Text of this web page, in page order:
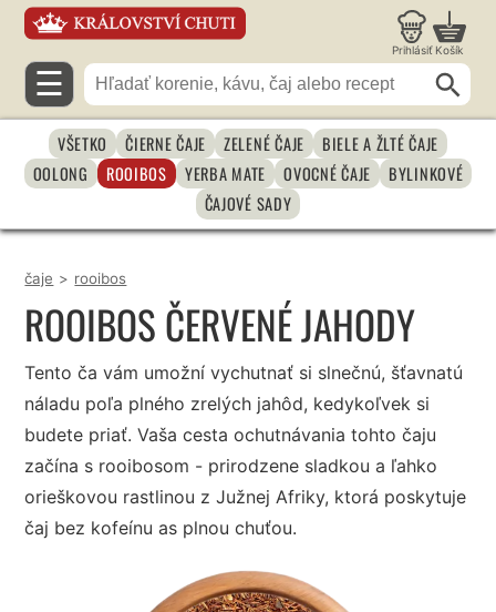
Prihlásiť Košík
☰
VŠETKO ČIERNE ČAJE ZELENÉ ČAJE
BIELE A ŽLTÉ ČAJE
OOLONG
ROOIBOS YERBA MATE OVOCNÉ ČAJE
BYLINKOVÉ
ČAJOVÉ SADY
čaje > rooibos
ROOIBOS ČERVENÉ JAHODY
Tento ča vám umožní vychutnať si slnečnú, šťavnatú
náladu poľa plného zrelých jahôd, kedykoľvek si
budete priať. Vaša cesta ochutnávania tohto čaju
začína s rooibosom - prirodzene sladkou a ľahko
orieškovou rastlinou z Južnej Afriky, ktorá poskytuje
čaj bez kofeínu as plnou chuťou.